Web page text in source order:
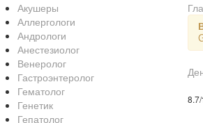
8.7/
Акушеры
Аллергологи
Андрологи
Анестезиолог
Венеролог
Гастроэнтеролог
Гематолог
Генетик
Гепатолог